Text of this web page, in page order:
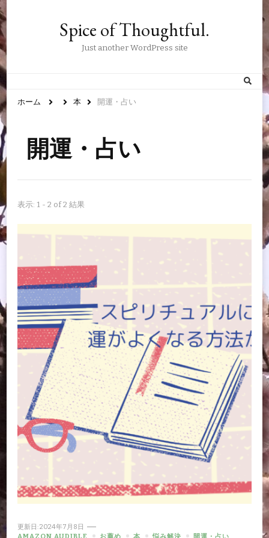
Spice of Thoughtful.
Just another WordPress site
ホーム 本 開運・占い
開運・占い
表示: 1 - 2 of 2 結果
更新日:2024年7月8日
AMAZON AUDIBLE
お薦め 本 悩み解決 開運・占い